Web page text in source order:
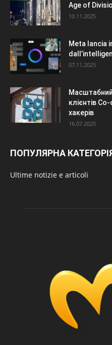
Age of
10.11.2025
Meta lancia
07.11.2025
Масштабний
клієнтів
хакерів
16.07.2025
ПОПУЛЯРНА
Ultime notizie e articoli